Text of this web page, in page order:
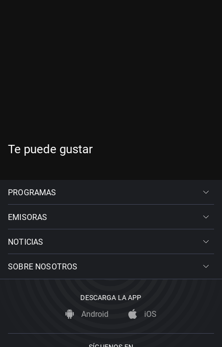
Te puede gustar
PROGRAMAS
EMISORAS
NOTICIAS
SOBRE NOSOTROS
DESCARGA LA APP
Android iOS